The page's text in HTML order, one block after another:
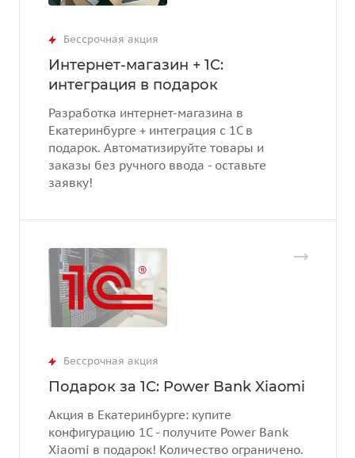
Бессрочная акция
Интернет-магазин + 1С:
интеграция в подарок
Разработка интернет-магазина в
Екатеринбурге + интеграция с 1С в
подарок. Автоматизируйте товары и
заказы без ручного ввода - оставьте
заявку!
Бессрочная акция
Подарок за 1С: Power Bank Xiaomi
Акция в Екатеринбурге: купите
конфигурацию 1С - получите Power Bank
Xiaomi в подарок! Количество ограничено.